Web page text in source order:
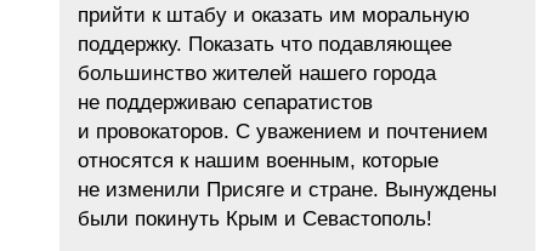
прийти к штабу и оказать им моральную
поддержку. Показать что подавляющее
большинство жителей нашего города
не поддерживаю сепаратистов
и провокаторов. С уважением и почтением
относятся к нашим военным, которые
не изменили Присяге и стране. Вынуждены
были покинуть Крым и Севастополь!